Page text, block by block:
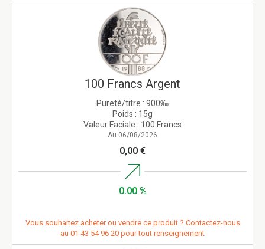
100 Francs Argent
Pureté/titre : 900‰
Poids : 15g
Valeur Faciale : 100 Francs
Au 06/08/2026
0,00 €
0.00 %
Vous souhaitez acheter ou vendre ce produit ? Contactez-nous
au 01 43 54 96 20 pour tout renseignement